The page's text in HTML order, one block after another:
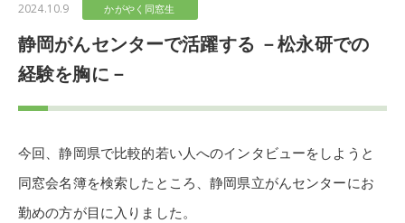
2024.10.9 かがやく同窓生
静岡がんセンターで活躍する －松永研での
経験を胸に－
今回、静岡県で比較的若い人へのインタビューをしようと
同窓会名簿を検索したところ、静岡県立がんセンターにお
勤めの方が目に入りました。